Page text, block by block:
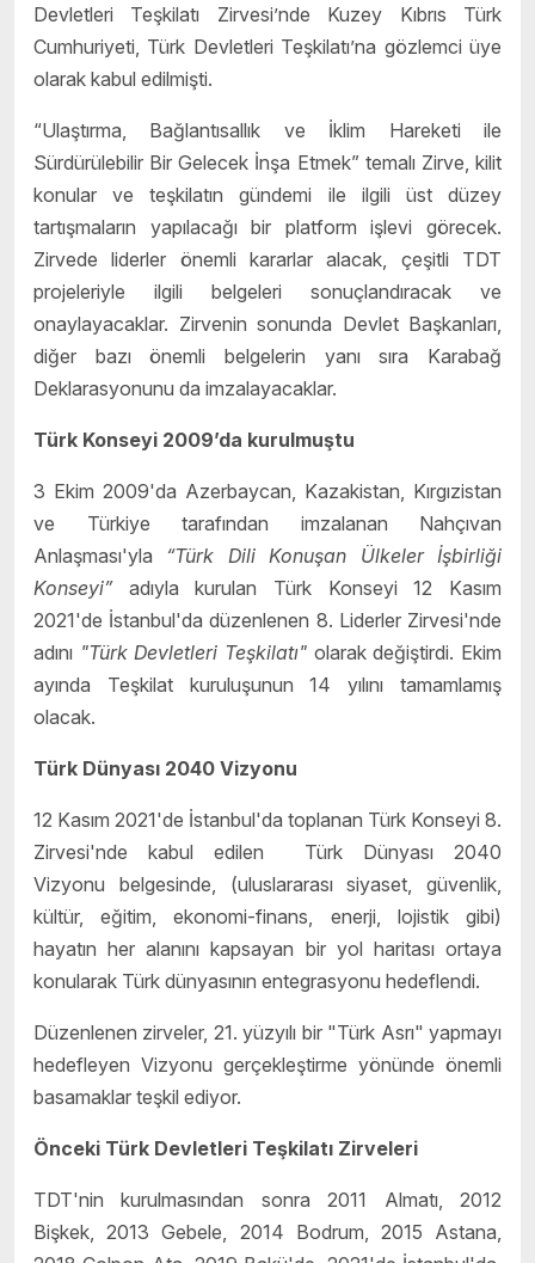
Devletleri Teşkilatı Zirvesi’nde Kuzey Kıbrıs Türk
Cumhuriyeti, Türk Devletleri Teşkilatı’na gözlemci üye
olarak kabul edilmişti.
“Ulaştırma, Bağlantısallık ve İklim Hareketi ile
Sürdürülebilir Bir Gelecek İnşa Etmek” temalı Zirve, kilit
konular ve teşkilatın gündemi ile ilgili üst düzey
tartışmaların yapılacağı bir platform işlevi görecek.
Zirvede liderler önemli kararlar alacak, çeşitli TDT
projeleriyle ilgili belgeleri sonuçlandıracak ve
onaylayacaklar. Zirvenin sonunda Devlet Başkanları,
diğer bazı önemli belgelerin yanı sıra Karabağ
Deklarasyonunu da imzalayacaklar.
Türk Konseyi 2009’da kurulmuştu
3 Ekim 2009'da Azerbaycan, Kazakistan, Kırgızistan
ve Türkiye tarafından imzalanan Nahçıvan
Anlaşması'yla “Türk Dili Konuşan Ülkeler İşbirliği
Konseyi” adıyla kurulan Türk Konseyi 12 Kasım
2021'de İstanbul'da düzenlenen 8. Liderler Zirvesi'nde
adını "Türk Devletleri Teşkilatı" olarak değiştirdi. Ekim
ayında Teşkilat kuruluşunun 14 yılını tamamlamış
olacak.
Türk Dünyası 2040 Vizyonu
12 Kasım 2021'de İstanbul'da toplanan Türk Konseyi 8.
Zirvesi'nde kabul edilen Türk Dünyası 2040
Vizyonu belgesinde, (uluslararası siyaset, güvenlik,
kültür, eğitim, ekonomi-finans, enerji, lojistik gibi)
hayatın her alanını kapsayan bir yol haritası ortaya
konularak Türk dünyasının entegrasyonu hedeflendi.
Düzenlenen zirveler, 21. yüzyılı bir "Türk Asrı" yapmayı
hedefleyen Vizyonu gerçekleştirme yönünde önemli
basamaklar teşkil ediyor.
Önceki Türk Devletleri Teşkilatı Zirveleri
TDT'nin kurulmasından sonra 2011 Almatı, 2012
Bişkek, 2013 Gebele, 2014 Bodrum, 2015 Astana,